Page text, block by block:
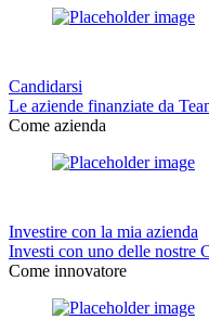
Candidarsi
Le aziende finanziate da
Come azienda
Investire con la mia azienda
Investi con uno delle nostre
Come innovatore